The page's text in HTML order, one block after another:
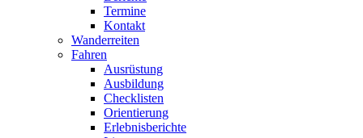
Termine
Kontakt
Wanderreiten
Fahren
Ausrüstung
Ausbildung
Checklisten
Orientierung
Erlebnisberichte